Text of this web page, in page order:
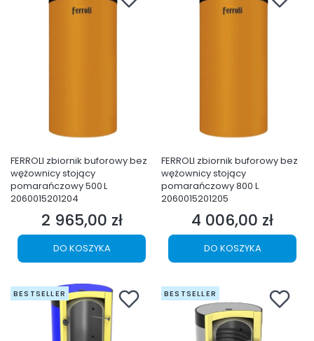
FERROLI zbiornik buforowy bez
wężownicy stojący
pomarańczowy 500 L
2060015201204
Cena
2 965,00 zł
DO KOSZYKA
FERROLI zbiornik buforowy bez
wężownicy stojący
pomarańczowy 800 L
2060015201205
Cena
4 006,00 zł
DO KOSZYKA
BESTSELLER BESTSELLER